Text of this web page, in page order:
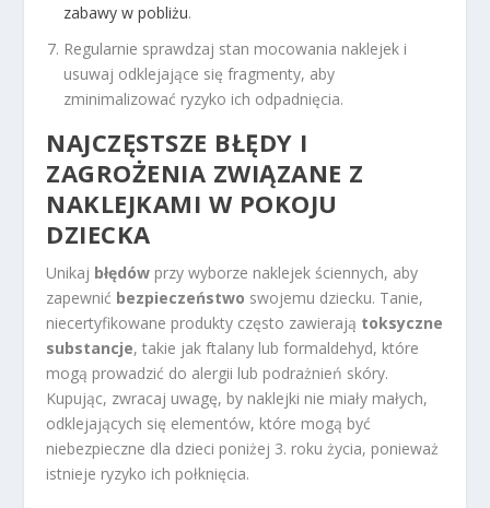
zabawy w pobliżu.
Regularnie sprawdzaj stan mocowania naklejek i
usuwaj odklejające się fragmenty, aby
zminimalizować ryzyko ich odpadnięcia.
NAJCZĘSTSZE BŁĘDY I
ZAGROŻENIA ZWIĄZANE Z
NAKLEJKAMI W POKOJU
DZIECKA
Unikaj błędów przy wyborze naklejek ściennych, aby
zapewnić bezpieczeństwo swojemu dziecku. Tanie,
niecertyfikowane produkty często zawierają toksyczne
substancje, takie jak ftalany lub formaldehyd, które
mogą prowadzić do alergii lub podrażnień skóry.
Kupując, zwracaj uwagę, by naklejki nie miały małych,
odklejających się elementów, które mogą być
niebezpieczne dla dzieci poniżej 3. roku życia, ponieważ
istnieje ryzyko ich połknięcia.